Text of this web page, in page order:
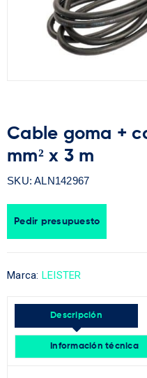
Cable goma +
mm² x 3 m
SKU: ALN142967
Pedir presupuesto
Marca: LEISTER
Descripción
Información técnica